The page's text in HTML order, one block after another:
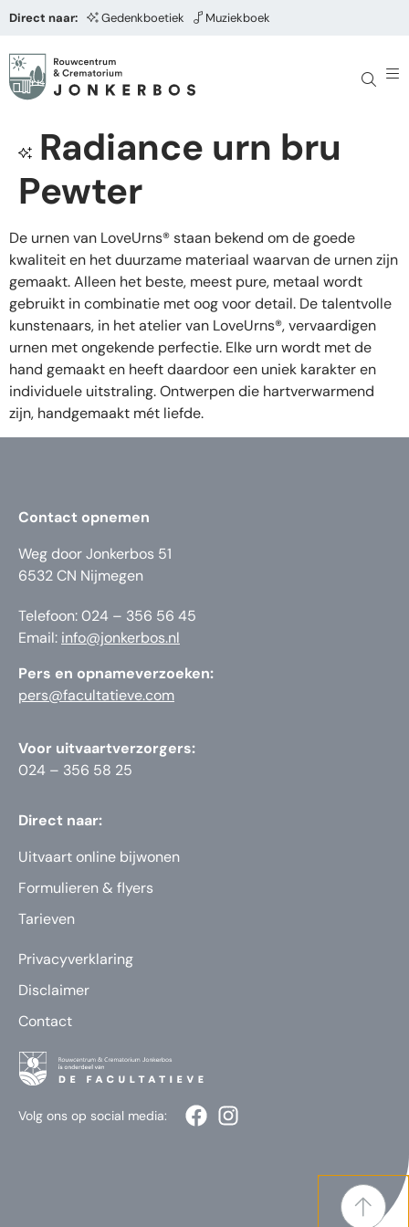
Direct naar: Gedenkboetiek Muziekboek
Radiance urn bru
Pewter
De urnen van LoveUrns® staan bekend om de goede
kwaliteit en het duurzame materiaal waarvan de urnen zijn
gemaakt. Alleen het beste, meest pure, metaal wordt
gebruikt in combinatie met oog voor detail. De talentvolle
kunstenaars, in het atelier van LoveUrns®, vervaardigen
urnen met ongekende perfectie. Elke urn wordt met de
hand gemaakt en heeft daardoor een uniek karakter en
individuele uitstraling. Ontwerpen die hartverwarmend
zijn, handgemaakt mét liefde.
Contact opnemen
Weg door Jonkerbos 51
6532 CN Nijmegen
Telefoon: 024 – 356 56 45
Email: info@jonkerbos.nl
Pers en opnameverzoeken:
pers@facultatieve.com
Voor uitvaartverzorgers:
024 – 356 58 25
Direct naar:
Uitvaart online bijwonen
Formulieren & flyers
Tarieven
Privacyverklaring
Disclaimer
Contact
Volg ons op social media: